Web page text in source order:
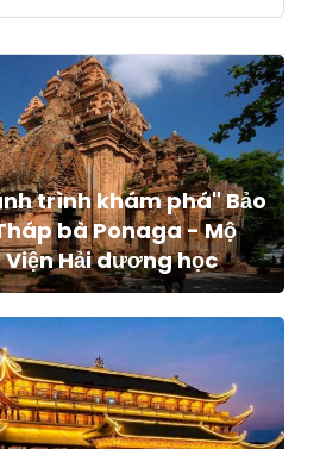
trình khám phá" Bảo
bà Ponaga - Mộ
Hải dương học